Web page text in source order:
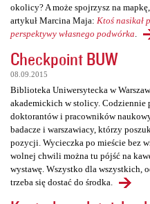
okolicy? A może spojrzysz na
artykuł Marcina Maja: Ktoś nasikał
perspektywy własnego podwórka
Checkpoint BUW
08.09.2015
Biblioteka Uniwersytecka w
akademickich w stolicy. Codziennie
doktorantów i pracowników
badacze i warszawiacy, którzy
pozycji. Wycieczka po mieście bez
wolnej chwili można tu pójść na
wystawę. Wszystko dla wszystkich,
trzeba się dostać do środka.